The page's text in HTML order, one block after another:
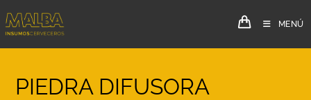
MENÚ
PIEDRA DIFUSORA